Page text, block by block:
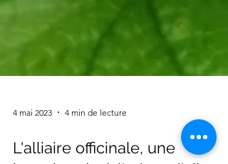
4 mai 2023 4 min de lecture